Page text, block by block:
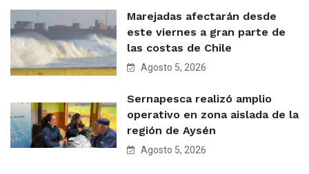
Marejadas afectarán desde
este viernes a gran parte de
las costas de Chile
Agosto 5, 2026
Sernapesca realizó amplio
operativo en zona aislada de la
región de Aysén
Agosto 5, 2026